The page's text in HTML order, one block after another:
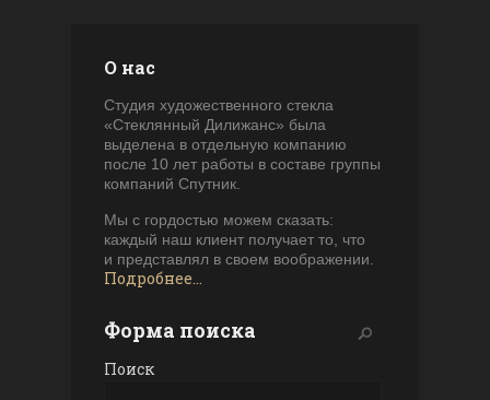
О нас
Студия художественного стекла
«Стеклянный Дилижанс» была
выделена в отдельную компанию
после 10 лет работы в составе группы
компаний Спутник.
Мы с гордостью можем сказать:
каждый наш клиент получает то, что
и представлял в своем воображении.
Подробнее...
Форма поиска
Поиск